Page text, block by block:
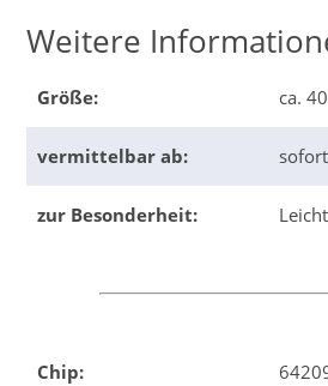
Weitere
Größe: ca.
vermittelbar ab: sofort
zur Besonderheit:
Chip: